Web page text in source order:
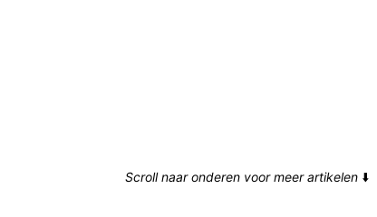
Scroll naar onderen voor meer artikelen ⬇️